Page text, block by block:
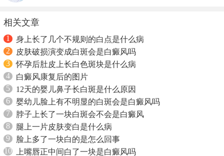
相关文章
1
身上长了几个不规则的白点是什么病
2
皮肤破损演变成白斑会是白癜风吗
3
怀孕后肚皮上长白色斑块是什么病
4
白癜风康复后的图片
5
12天的婴儿鼻子长白斑是什么原因
6
婴幼儿脸上有不明显的白斑会是白癜风吗
7
脖子上长了一块白斑会不会是白癜风
8
腿上一片皮肤变白是什么病
9
脸上多了一块白的是怎么回事
10
上嘴唇正中间白了一块是白癜风吗